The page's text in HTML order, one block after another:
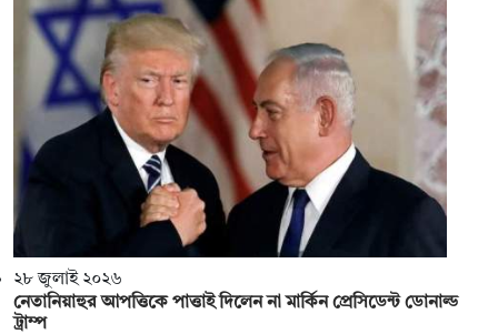
২৮ জুলাই ২০২৬
নেতানিয়াহুর আপত্তিকে পাত্তাই দিলেন না মার্কিন প্রেসিডেন্ট ডোনাল্ড
ট্রাম্প